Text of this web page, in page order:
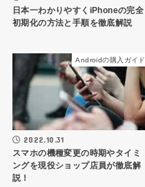
日本一わかりやすくiPhoneの完全
初期化の方法と手順を徹底解説
Androidの購入ガイド
2022.10.31
スマホの機種変更の時期やタイミ
ングを現役ショップ店員が徹底解
説！